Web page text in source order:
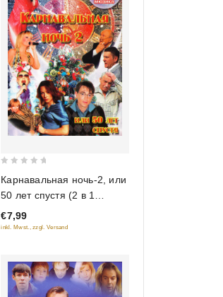
out
of
5
Карнавальная ночь-2, или
50 лет спустя (2 в 1
Фильм + мюзикл)
€7,99
inkl. Mwst., zzgl. Versand